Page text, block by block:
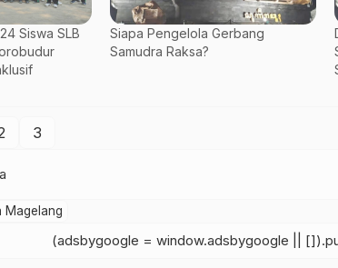
Siswa SLB
Siapa Pengelola Gerbang
Samudra Raksa?
3
Magelang
(adsbygoogle = window.adsbygoogle ||